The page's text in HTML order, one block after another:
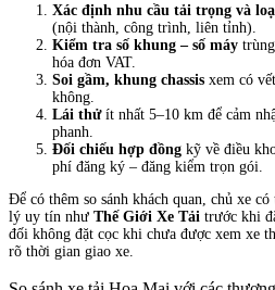
Xác định nhu cầu tải trọng và
(nội thành, công trình, liên tỉnh).
Kiểm tra số khung – số máy
hóa đơn VAT.
Soi gầm, khung chassis xem có
không.
Lái thửít nhất 5–10 km để cảm
phanh.
Đối chiếu hợp đồng kỹ về điều
phí đăng ký – đăng kiểm trọn gói.
Để có thêm so sánh khách quan, chủ xe
lý uy tín như Thế Giới Xe Tải trước khi
đối không đặt cọc khi chưa được xem xe
rõ thời gian giao xe.